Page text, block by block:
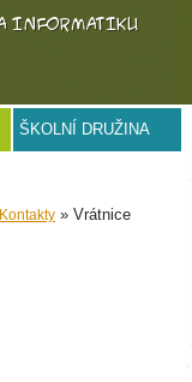
ŠKOLNÍ DRUŽINA
Kontakty » Vrátnice